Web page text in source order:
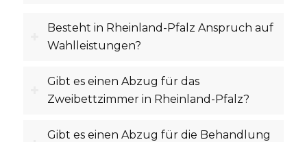
Besteht in Rheinland-Pfalz Anspruch auf
Wahlleistungen?
Gibt es einen Abzug für das
Zweibettzimmer in Rheinland-Pfalz?
Gibt es einen Abzug für die Behandlung